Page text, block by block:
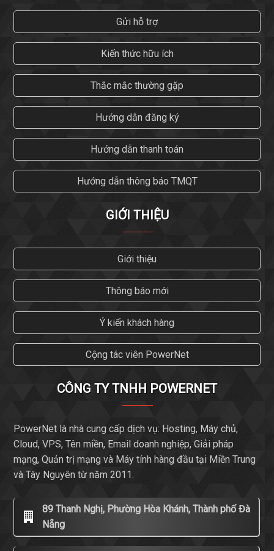
Gửi hỗ trợ
Kiến thức hữu ích
Thắc mắc thường gặp
Hướng dẫn đăng ký
Hướng dẫn thanh toán
Hướng dẫn thông báo TMQT
GIỚI THIỆU
Giới thiệu
Thông báo mới
Ý kiến khách hàng
Cộng tác viên PowerNet
CÔNG TY TNHH POWERNET
PowerNet là nhà cung cấp dịch vụ: Hosting, Máy chủ,
Cloud, VPS, Tên miền, Email doanh nghiệp, Giải pháp
mạng, Quản trị mạng và Máy tính hàng đầu tại Miền Trung
và Tây Nguyên từ năm 2011.
89 Thanh Nghị, Phường Hòa Khánh, Thành phố Đà
Nẵng